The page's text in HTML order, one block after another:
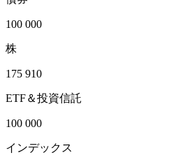
100 000
株
175 910
ETF＆投資信託
100 000
インデックス